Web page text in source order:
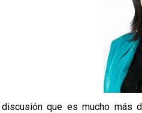
discusión que es mucho más